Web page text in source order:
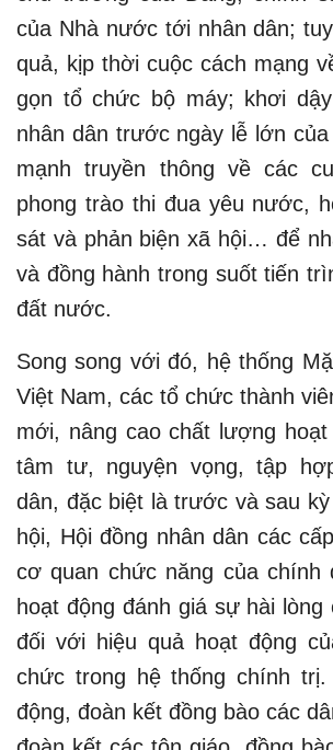
của Nhà nước tới nhân dân;
quả, kịp thời cuộc cách mạng
gọn tổ chức bộ máy; khơi
nhân dân trước ngày lễ lớn
mạnh truyền thông về các
phong trào thi đua yêu nước,
sát và phản biện xã hội… để
và đồng hành trong suốt tiến
đất nước.
Song song với đó, hệ thống
Việt Nam, các tổ chức thành
mới, nâng cao chất lượng
tâm tư, nguyện vọng, tập
dân, đặc biệt là trước và sau
hội, Hội đồng nhân dân các
cơ quan chức năng của chính
hoạt động đánh giá sự hài
đối với hiệu quả hoạt động
chức trong hệ thống chính trị.
động, đoàn kết đồng bào các